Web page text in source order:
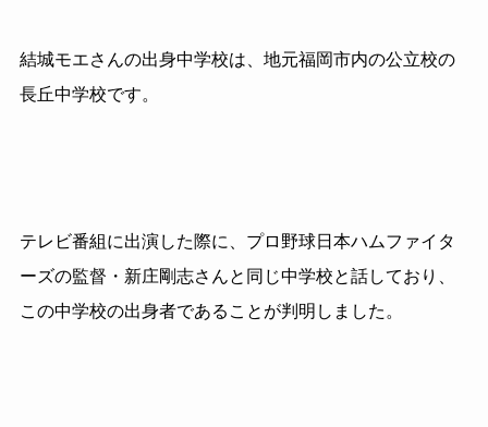
結城モエさんの出身中学校は、地元福岡市内の公立校の
長丘中学校です。
テレビ番組に出演した際に、プロ野球日本ハムファイタ
ーズの監督・新庄剛志さんと同じ中学校と話しており、
この中学校の出身者であることが判明しました。